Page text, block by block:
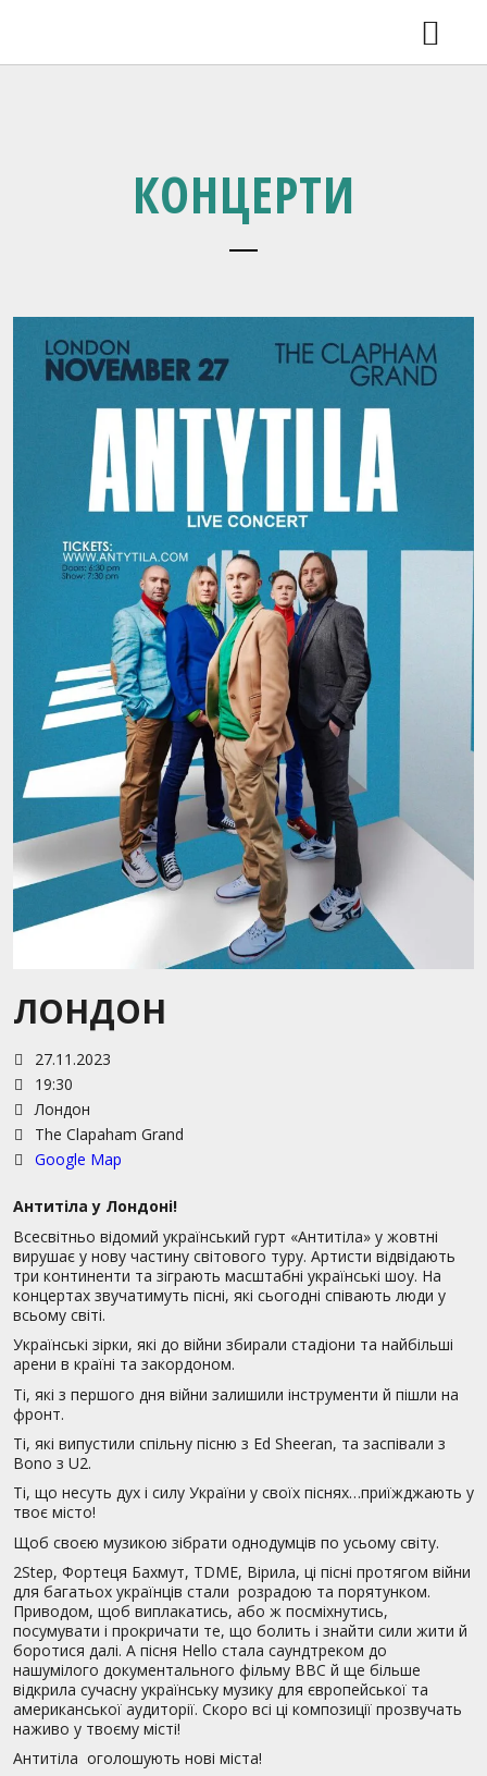
SHOP
ГАЛЕРЕЯ
КОНЦЕРТИ
ЛОНДОН
27.11.2023
19:30
Лондон
The Clapaham Grand
Google Map
Антитіла у Лондоні!
Всесвітньо відомий український гурт «Антитіла» у жовтні
вирушає у нову частину світового туру. Артисти відвідають
три континенти та зіграють масштабні українські шоу. На
концертах звучатимуть пісні, які сьогодні співають люди у
всьому світі.
Українські зірки, які до війни збирали стадіони та найбільші
арени в країні та закордоном.
Ті, які з першого дня війни залишили інструменти й пішли на
фронт.
Ті, які випустили спільну пісню з Ed Sheeran, та заспівали з
Bono з U2.
Ті, що несуть дух і силу України у своїх піснях…приїжджають у
твоє місто!
Щоб своєю музикою зібрати однодумців по усьому світу.
2Step, Фортеця Бахмут, TDME, Вірила, ці пісні протягом війни
для багатьох українців стали розрадою та порятунком.
Приводом, щоб виплакатись, або ж посміхнутись,
посумувати і прокричати те, що болить і знайти сили жити й
боротися далі. А пісня Hello стала саундтреком до
нашумілого документального фільму BBC й ще більше
відкрила сучасну українську музику для європейської та
американської аудиторії. Скоро всі ці композиції прозвучать
наживо у твоєму місті!
Антитіла оголошують нові міста!